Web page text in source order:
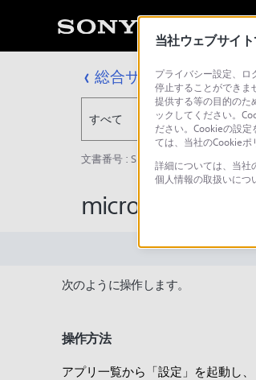
総合サポート・お問い
すべて
文書番号 : SH000162899 / 最終更新
microSDカード
次のように操作します。
操作方法
アプリ一覧から「設定」を起動し
当社ウェブサイ
プライバシー設定、
停止することができま
提供する等の目的のた
ックしてください。
ださい。Cookieの設
ては、当社のCookieポ
詳細については、当社
個人情報の取扱いにつ